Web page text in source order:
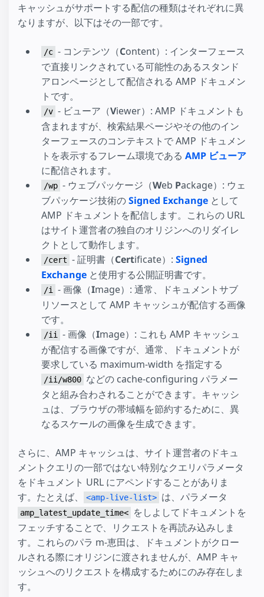
キャッシュがサポートする配信の種類はそれぞれに異
なりますが、以下はその一部です。
/c - コンテンツ（Content）: インターフェース
で直接リンクされている可能性のあるスタンド
アロンページとして配信される AMP ドキュメン
トです。
/v - ビューア（Viewer）: AMP ドキュメントも
含まれますが、検索結果ページやその他のイン
ターフェースのコンテキストで AMP ドキュメン
トを表示するフレーム環境である AMP ビューア
に配信されます。
/wp - ウェブパッケージ（Web Package）: ウェ
ブパッケージ技術のSigned Exchange として
AMP ドキュメントを配信します。これらの URL
はサイト運営者の独自のオリジンへのリダイレ
クトとして動作します。
/cert - 証明書（Certificate）: Signed
Exchange と使用する公開証明書です。
/i - 画像（Image）: 通常、ドキュメントサブ
リソースとして AMP キャッシュが配信する画像
です。
/ii - 画像（Image）: これも AMP キャッシュ
が配信する画像ですが、通常、ドキュメントが
要求している maximum-width を指定する
/ii/w800 などの cache-configuring パラメー
タと組み合わされることができます。キャッシ
ュは、ブラウザの帯域幅を節約するために、異
なるスケールの画像を生成できます。
さらに、AMP キャッシュは、サイト運営者のドキュ
メントクエリの一部ではない特別なクエリパラメータ
をドキュメント URL にアペンドすることがありま
す。たとえば、
<amp-live-list> は、パラメータ
amp_latest_update_time<
をしよしてドキュメントを
フェッチすることで、リクエストを再読み込みしま
す。これらのパラ m-恵田は、ドキュメントがクロー
ルされる際にオリジンに渡されませんが、AMP キャ
ッシュへのリクエストを構成するためにのみ存在しま
す。